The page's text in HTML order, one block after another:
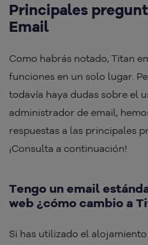
Principales
Email
Como habrás notado, Titan
funciones en un solo lugar.
todavía haya dudas sobre el
administrador de email,
respuestas a las principales
¡Consulta a continuación!
Tengo un email
web ¿cómo cambio a
Si has utilizado el